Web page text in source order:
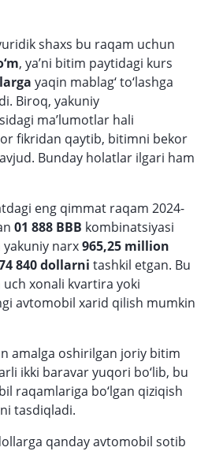
shaxs bu raqam uchun
, ya’ni bitim paytidagi kurs
yaqin mablag‘ to‘lashga
Biroq, yakuniy
ma’lumotlar hali
fikridan qaytib, bitimni bekor
Bunday holatlar ilgari ham
eng qimmat raqam 2024-
01 888 BBB kombinatsiyasi
narx965,25 million
840 dollarni tashkil etgan. Bu
uch xonali kvartira yoki
avtomobil xarid qilish mumkin
amalga oshirilgan joriy bitim
ikki baravar yuqori bo‘lib, bu
raqamlariga bo‘lgan qiziqish
tasdiqladi.
qanday avtomobil sotib